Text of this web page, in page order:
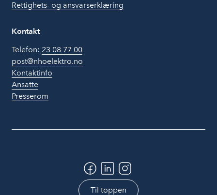
Rettighets- og ansvarserklæring
Kontakt
Telefon: 23 08 77 00
post@nhoelektro.no
Kontaktinfo
Ansatte
Presserom
Til toppen